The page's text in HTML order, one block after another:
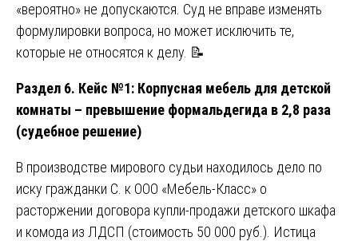
«вероятно» не допускаются. Суд не вправе изменять
формулировки вопроса, но может исключить те,
которые не относятся к делу. 📝
Раздел 6. Кейс №1: Корпусная мебель для детской
комнаты – превышение формальдегида в 2,8 раза
(судебное решение)
В производстве мирового судьи находилось дело по
иску гражданки С. к ООО «Мебель-Класс» о
расторжении договора купли-продажи детского шкафа
и комода из ЛДСП (стоимость 50 000 руб.). Истица